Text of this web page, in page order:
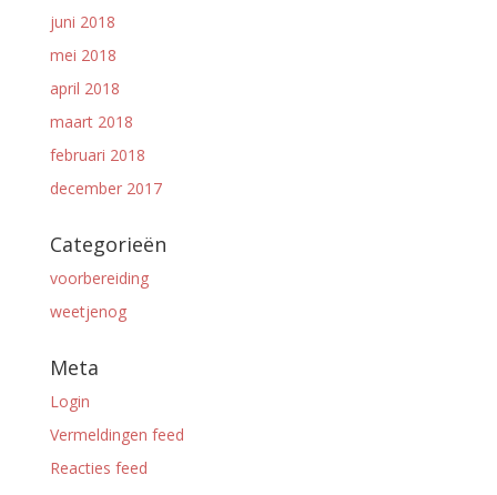
juni 2018
mei 2018
april 2018
maart 2018
februari 2018
december 2017
Categorieën
voorbereiding
weetjenog
Meta
Login
Vermeldingen feed
Reacties feed